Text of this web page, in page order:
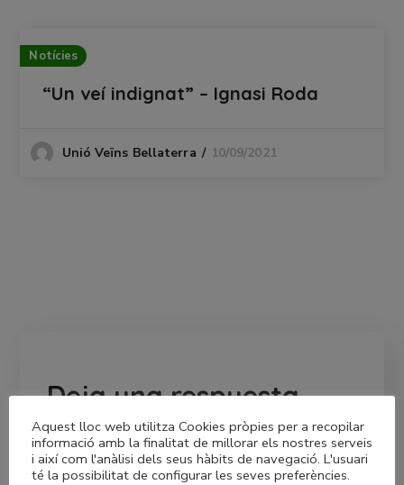
Notícies
“Un veí indignat” – Ignasi Roda
Unió Veïns Bellaterra 10/09/2021
Deja una respuesta
Tu dirección de correo electrónico no será publicada.
Los campos obligatorios están marcados con*
Aquest lloc web utilitza Cookies pròpies per a recopilar
informació amb la finalitat de millorar els nostres serveis
i així com l'anàlisi dels seus hàbits de navegació. L'usuari
té la possibilitat de configurar les seves preferències.